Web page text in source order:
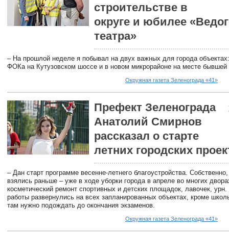
строительстве в
округе и юбилее
театра»
– На прошлой неделе я побывал на двух важных для города
ФОКа на Кутузовском шоссе и в новом микрорайоне на месте
Окружная газета Зеленограда «41»
Префект Зеленограда
Анатолий Смирнов
рассказал о старте
летних городских
– Дан старт программе весенне-летнего благоустройства.
взялись раньше – уже в ходе уборки города в апреле во многих
косметический ремонт спортивных и детских площадок, лавочек,
работы развернулись на всех запланированных объектах, кроме
там нужно подождать до окончания экзаменов.
Окружная газета Зеленограда «41»